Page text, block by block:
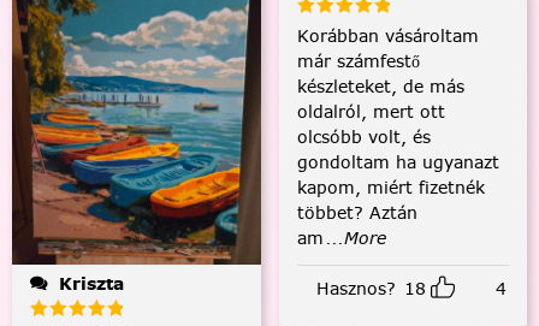
Kriszta
Korábban vásároltam
már számfestő
készleteket, de más
oldalról, mert ott
olcsóbb volt, és
gondoltam ha ugyanazt
kapom, miért fizetnék
többet? Aztán
am ...More
Hasznos? 18 4